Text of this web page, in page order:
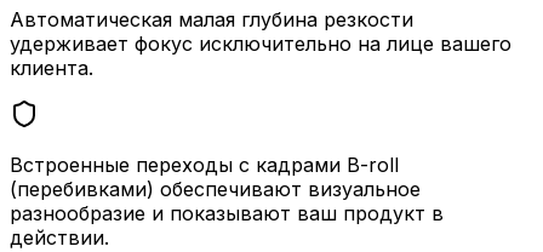
Автоматическая малая глубина резкости
удерживает фокус исключительно на лице вашего
клиента.
Встроенные переходы с кадрами B-roll
(перебивками) обеспечивают визуальное
разнообразие и показывают ваш продукт в
действии.